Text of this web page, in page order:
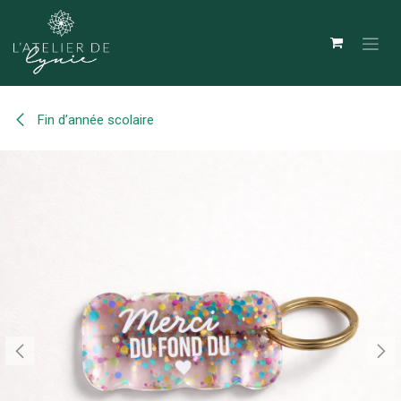
Se rendre au contenu
Fin d’année scolaire